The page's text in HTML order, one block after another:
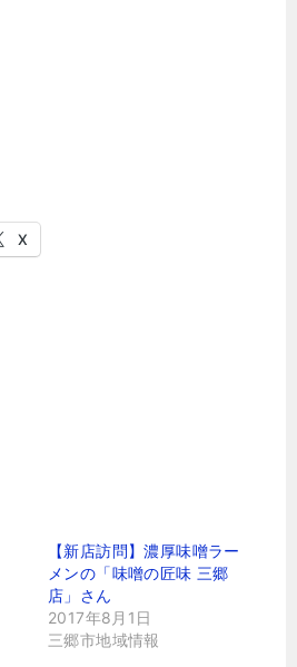
X
【新店訪問】濃厚味噌ラー
メンの「味噌の匠味 三郷
店」さん
2017年8月1日
三郷市地域情報